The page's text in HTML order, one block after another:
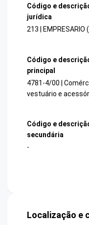
Código e
jurídica
213 | EMPRESARIO
Código e
principal
4781-4/00 |
vestuário e
Código e
secundária
-
Localização e